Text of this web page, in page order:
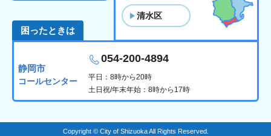
清水区
困ったときは
静岡市
コールセンター
054-200-4894
平日：8時から20時
土日祝/年末年始：8時から17時
Copyright © City of Shizuoka All Rights Reserved.